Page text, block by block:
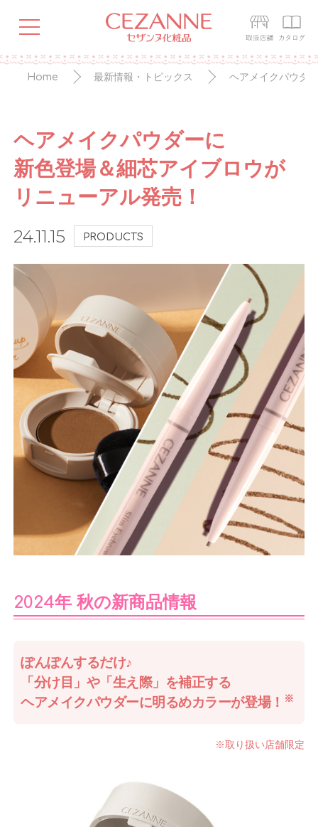
Home 最新情報・トピックス ヘアメイクパウダ
ヘアメイクパウダーに
新色登場＆細芯アイブロウが
リニューアル発売！
24.11.15 PRODUCTS
2024年 秋の新商品情報
ぽんぽんするだけ♪
「分け目」や「生え際」を補正する
ヘアメイクパウダーに明るめカラーが登場！ ※
※取り扱い店舗限定